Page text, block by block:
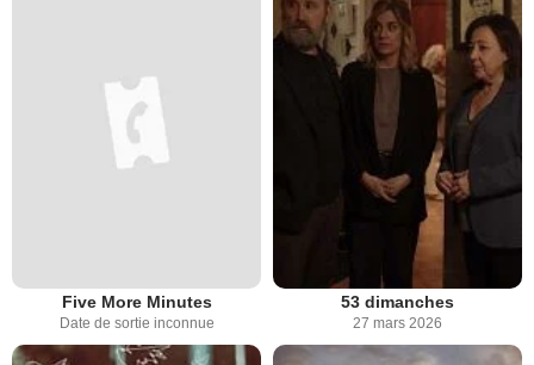
Five More Minutes
Date de sortie inconnue
53 dimanches
27 mars 2026